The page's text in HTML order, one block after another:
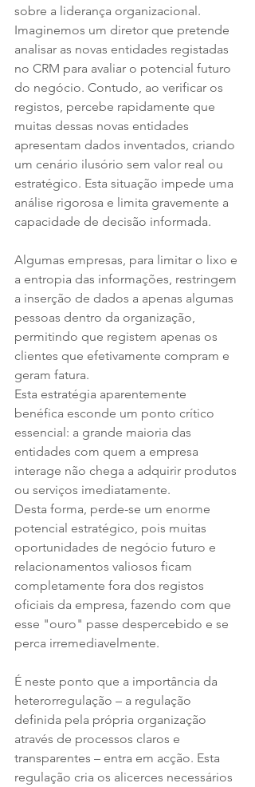
sobre a liderança organizacional.
Imaginemos um diretor que pretende
analisar as novas entidades registadas
no CRM para avaliar o potencial futuro
do negócio. Contudo, ao verificar os
registos, percebe rapidamente que
muitas dessas novas entidades
apresentam dados inventados, criando
um cenário ilusório sem valor real ou
estratégico. Esta situação impede uma
análise rigorosa e limita gravemente a
capacidade de decisão informada.
Algumas empresas, para limitar o lixo e
a entropia das informações, restringem
a inserção de dados a apenas algumas
pessoas dentro da organização,
permitindo que registem apenas os
clientes que efetivamente compram e
geram fatura.
Esta estratégia aparentemente
benéfica esconde um ponto crítico
essencial: a grande maioria das
entidades com quem a empresa
interage não chega a adquirir produtos
ou serviços imediatamente.
Desta forma, perde-se um enorme
potencial estratégico, pois muitas
oportunidades de negócio futuro e
relacionamentos valiosos ficam
completamente fora dos registos
oficiais da empresa, fazendo com que
esse "ouro" passe despercebido e se
perca irremediavelmente.
É neste ponto que a importância da
heterorregulação – a regulação
definida pela própria organização
através de processos claros e
transparentes – entra em acção. Esta
regulação cria os alicerces necessários